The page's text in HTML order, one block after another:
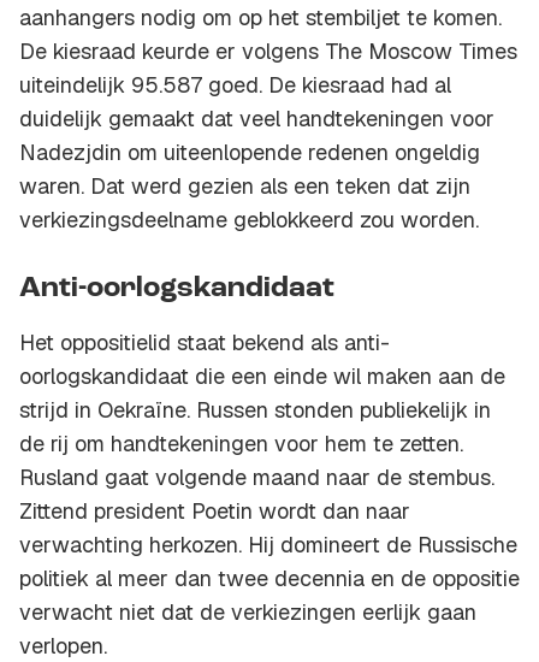
aanhangers nodig om op het stembiljet te komen.
De kiesraad keurde er volgens The Moscow Times
uiteindelijk 95.587 goed. De kiesraad had al
duidelijk gemaakt dat veel handtekeningen voor
Nadezjdin om uiteenlopende redenen ongeldig
waren. Dat werd gezien als een teken dat zijn
verkiezingsdeelname geblokkeerd zou worden.
Anti-oorlogskandidaat
Het oppositielid staat bekend als anti-
oorlogskandidaat die een einde wil maken aan de
strijd in Oekraïne. Russen stonden publiekelijk in
de rij om handtekeningen voor hem te zetten.
Rusland gaat volgende maand naar de stembus.
Zittend president Poetin wordt dan naar
verwachting herkozen. Hij domineert de Russische
politiek al meer dan twee decennia en de oppositie
verwacht niet dat de verkiezingen eerlijk gaan
verlopen.